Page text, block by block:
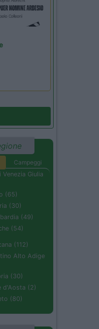
Campeggi
Venezia Giulia
(65)
(30)
(49)
(54)
(112)
Alto Adige
(30)
d'Aosta (2)
(80)